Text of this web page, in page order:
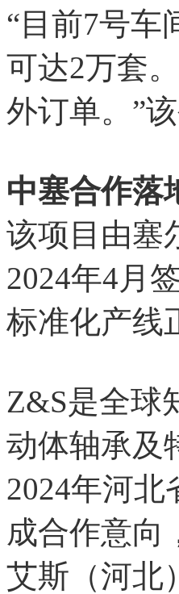
“目前7号车
可达2万套
外订单。”
中塞合作落
该项目由塞
2024年4月
标准化产线
Z&S是全球
动体轴承及
2024年河
成合作意
艾斯（河北